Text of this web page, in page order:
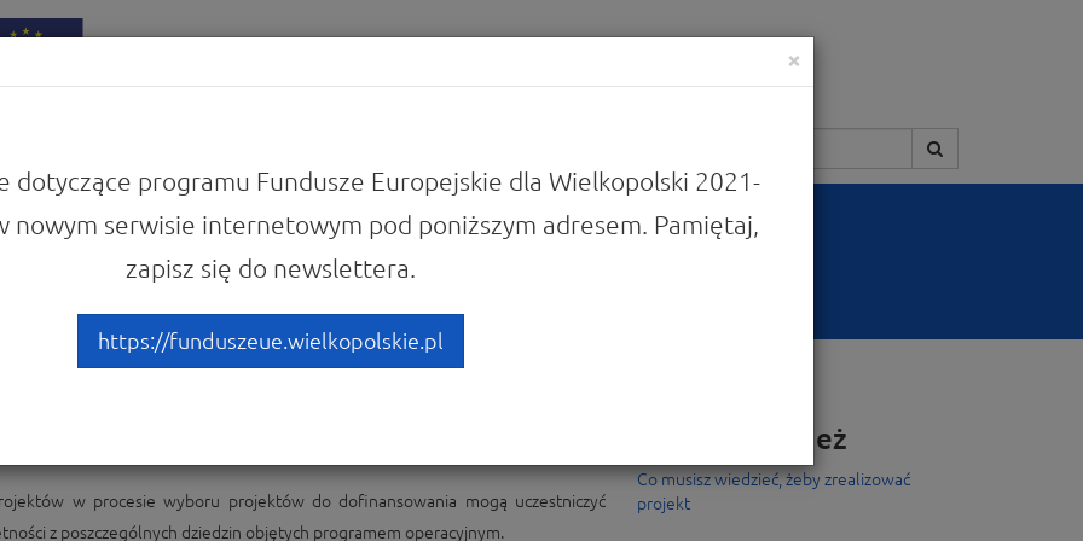
o instytucjach w Programie Eksperci
w procesie wyboru projektów do dofinansowania mogą uczestniczyć
z poszczególnych dziedzin objętych programem operacyjnym.
Zobacz również
Co musisz wiedzieć, żeby zrealizować
projekt
×
dotyczące programu Fundusze Europejskie dla Wielkopolski 2021-
nowym serwisie internetowym pod poniższym adresem. Pamiętaj,
zapisz się do newslettera.
https://funduszeue.wielkopolskie.pl